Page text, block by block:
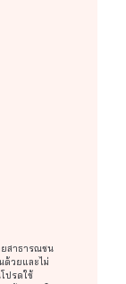
ยสาธารณชน
ด้วยและไม่
ปรดใช้